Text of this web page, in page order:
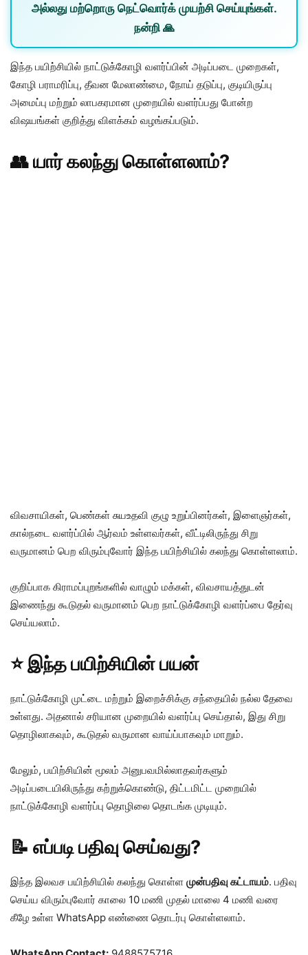
அல்லது மற்றொரு நெட்வொர்க்முயற்சி செய்யுங்கள்.
நன்றி 🙏
இந்த பயிற்சியில் நாட்டுக்கோழி வளர்ப்பின் அடிப்படை முறைகள்,
கோழி பராமரிப்பு, தீவன மேலாண்மை, நோய் தடுப்பு, குடியிருப்பு
அமைப்பு மற்றும் லாபகரமான முறையில் வளர்ப்பது போன்ற
விஷயங்கள் குறித்து விளக்கம் வழங்கப்படும்.
👥 யார் கலந்து கொள்ளலாம்?
விவசாயிகள், பெண்கள் சுயஉதவி குழு உறுப்பினர்கள், இளைஞர்கள்,
கால்நடை வளர்ப்பில் ஆர்வம் உள்ளவர்கள், வீட்டிலிருந்து சிறு
வருமானம் பெற விரும்புவோர் இந்த பயிற்சியில் கலந்து கொள்ளலாம்.
குறிப்பாக கிராமப்புறங்களில் வாழும் மக்கள், விவசாயத்துடன்
இணைந்து கூடுதல் வருமானம் பெற நாட்டுக்கோழி வளர்ப்பை தேர்வு
செய்யலாம்.
⭐ இந்த பயிற்சியின் பயன்
நாட்டுக்கோழி முட்டை மற்றும் இறைச்சிக்கு சந்தையில் நல்ல தேவை
உள்ளது. அதனால் சரியான முறையில் வளர்ப்பு செய்தால், இது சிறு
தொழிலாகவும், கூடுதல் வருமான வாய்ப்பாகவும் மாறும்.
மேலும், பயிற்சியின் மூலம் அனுபவமில்லாதவர்களும்
அடிப்படையிலிருந்து கற்றுக்கொண்டு, திட்டமிட்ட முறையில்
நாட்டுக்கோழி வளர்ப்பு தொழிலை தொடங்க முடியும்.
📝 எப்படி பதிவு செய்வது?
இந்த இலவச பயிற்சியில் கலந்து கொள்ள முன்பதிவு கட்டாயம். பதிவு
செய்ய விரும்புவோர் காலை 10 மணி முதல் மாலை 4 மணி வரை
கீழே உள்ள WhatsApp எண்ணை தொடர்பு கொள்ளலாம்.